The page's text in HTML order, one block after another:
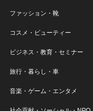
ファッション・靴
コスメ・ビューティー
ビジネス・教育・セミナー
旅行・暮らし・車
音楽・ゲーム・エンタメ